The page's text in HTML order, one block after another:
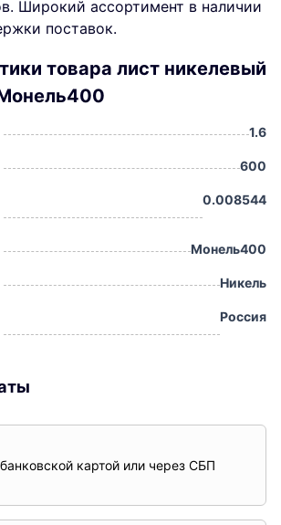
Широкий ассортимент в наличии
поставок.
товара лист никелевый
1.6
600
0.008544
Монель400
Никель
Россия
картой или через СБП